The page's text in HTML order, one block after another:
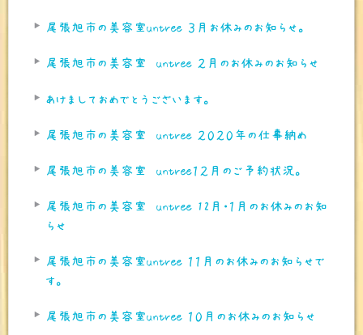
尾張旭市の美容室untree ３月お休みのお知らせ。
尾張旭市の美容室 untree ２月のお休みのお知らせ
あけましておめでとうございます。
尾張旭市の美容室 untree ２０２０年の仕事納め
尾張旭市の美容室 untree１２月のご予約状況。
尾張旭市の美容室 untree 12月・１月のお休みのお知
らせ
尾張旭市の美容室untree １１月のお休みのお知らせで
す。
尾張旭市の美容室untree １０月のお休みのお知らせ